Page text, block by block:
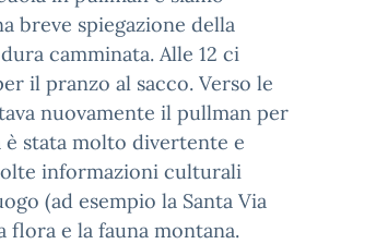
breve spiegazione della
camminata. Alle 12 ci
il pranzo al sacco. Verso le
nuovamente il pullman per
stata molto divertente e
informazioni culturali
(ad esempio la Santa Via
e la fauna montana.